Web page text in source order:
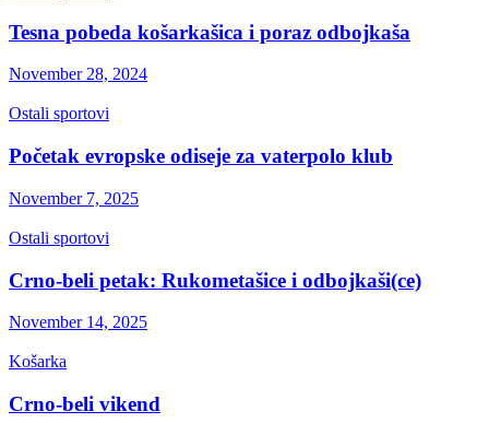
Tesna pobeda košarkašica i poraz odbojkaša
November 28, 2024
Ostali sportovi
Početak evropske odiseje za vaterpolo klub
November 7, 2025
Ostali sportovi
Crno-beli petak: Rukometašice i odbojkaši(ce)
November 14, 2025
Košarka
Crno-beli vikend